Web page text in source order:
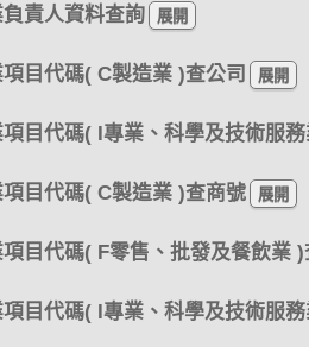
責人資料查詢
目代碼( C製造業 )查公司
目代碼( I專業、科學及技術服
目代碼( C製造業 )查商號
目代碼( F零售、批發及餐飲業 )
目代碼( I專業、科學及技術服